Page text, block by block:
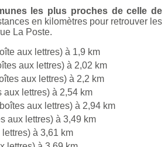
les plus proches de celle de
en kilomètres pour retrouver les
La Poste.
aux lettres) à 1,9 km
aux lettres) à 2,02 km
aux lettres) à 2,2 km
aux lettres) à 2,54 km
aux lettres) à 2,94 km
aux lettres) à 3,49 km
à 3,61 km